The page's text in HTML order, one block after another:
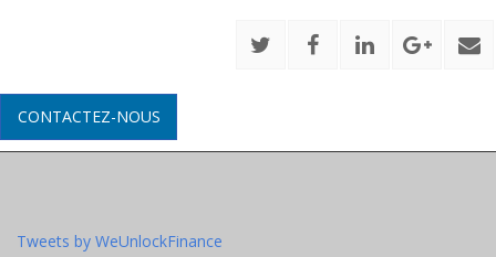
CONTACTEZ-NOUS
Tweets by WeUnlockFinance